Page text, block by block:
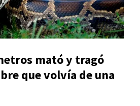
mató y tragó
que volvía de una